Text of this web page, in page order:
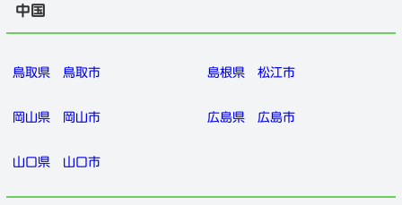
中国
鳥取県 鳥取市 島根県 松江市
岡山県 岡山市 広島県 広島市
山口県 山口市